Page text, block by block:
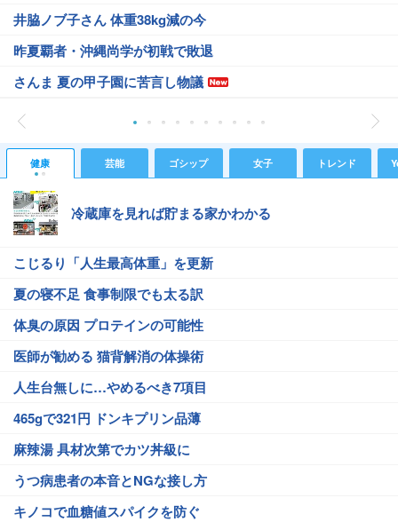
井脇ノブ子さん 体重38kg減の今
昨夏覇者・沖縄尚学が初戦で敗退
さんま 夏の甲子園に苦言し物議
健康 芸能 ゴシップ 女子 トレンド
冷蔵庫を見れば貯まる家かわかる
こじるり「人生最高体重」を更新
夏の寝不足 食事制限でも太る訳
体臭の原因 プロテインの可能性
医師が勧める 猫背解消の体操術
人生台無しに…やめるべき7項目
465gで321円 ドンキプリン品薄
麻辣湯 具材次第でカツ丼級に
うつ病患者の本音とNGな接し方
キノコで血糖値スパイクを防ぐ